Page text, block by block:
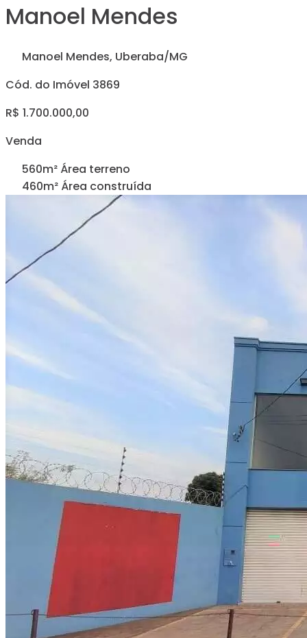
Manoel Mendes
Manoel Mendes, Uberaba/MG
Cód. do Imóvel 3869
R$ 1.700.000,00
Venda
560m² Área terreno
460m² Área construída